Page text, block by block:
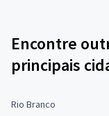
Encontre
principais
Rio Branco